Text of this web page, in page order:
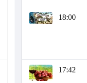
18:00
17:42